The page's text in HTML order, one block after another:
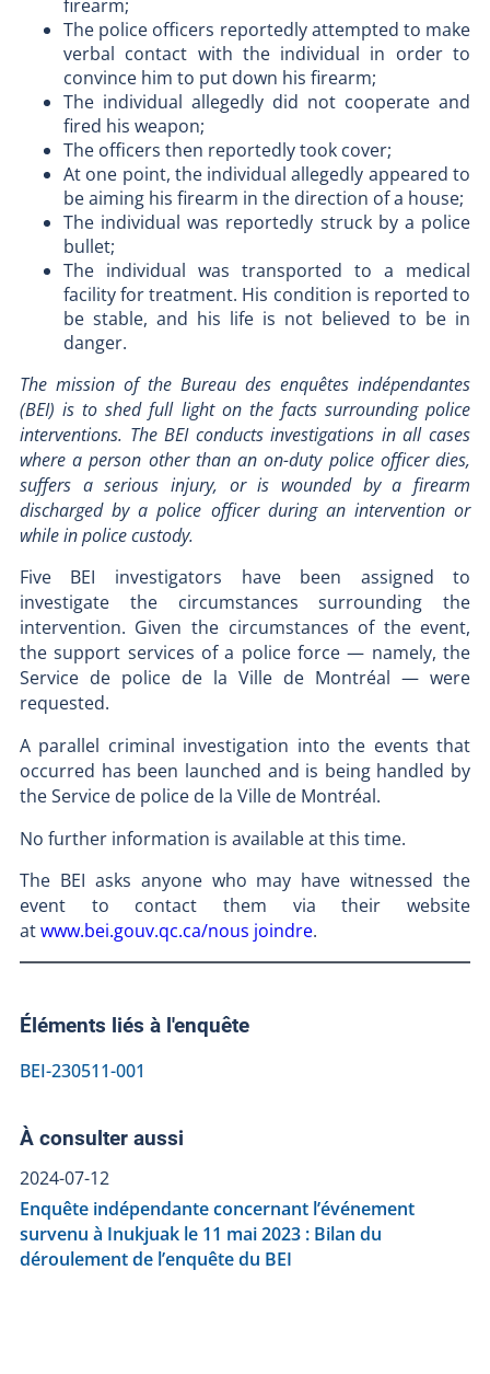
firearm;
The police officers reportedly attempted to make
verbal contact with the individual in order to
convince him to put down his firearm;
The individual allegedly did not cooperate and
fired his weapon;
The officers then reportedly took cover;
At one point, the individual allegedly appeared to
be aiming his firearm in the direction of a house;
The individual was reportedly struck by a police
bullet;
The individual was transported to a medical
facility for treatment. His condition is reported to
be stable, and his life is not believed to be in
danger.
The mission of the Bureau des enquêtes indépendantes
(BEI) is to shed full light on the facts surrounding police
interventions. The BEI conducts investigations in all cases
where a person other than an on-duty police officer dies,
suffers a serious injury, or is wounded by a firearm
discharged by a police officer during an intervention or
while in police custody.
Five BEI investigators have been assigned to
investigate the circumstances surrounding the
intervention. Given the circumstances of the event,
the support services of a police force — namely, the
Service de police de la Ville de Montréal — were
requested.
A parallel criminal investigation into the events that
occurred has been launched and is being handled by
the Service de police de la Ville de Montréal.
No further information is available at this time.
The BEI asks anyone who may have witnessed the
event to contact them via their website
atwww.bei.gouv.qc.ca/nous joindre.
Éléments liés à l'enquête
BEI-230511-001
À consulter aussi
2024-07-12
Enquête indépendante concernant l’événement
survenu à Inukjuak le 11 mai 2023 : Bilan du
déroulement de l’enquête du BEI